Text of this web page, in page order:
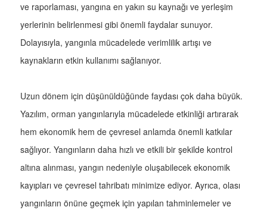
ve raporlaması, yangına en yakın su kaynağı ve yerleşim
yerlerinin belirlenmesi gibi önemli faydalar sunuyor.
Dolayısıyla, yangınla mücadelede verimlilik artışı ve
kaynakların etkin kullanımı sağlanıyor.
Uzun dönem için düşünüldüğünde faydası çok daha büyük.
Yazılım, orman yangınlarıyla mücadelede etkinliği artırarak
hem ekonomik hem de çevresel anlamda önemli katkılar
sağlıyor. Yangınların daha hızlı ve etkili bir şekilde kontrol
altına alınması, yangın nedeniyle oluşabilecek ekonomik
kayıpları ve çevresel tahribatı minimize ediyor. Ayrıca, olası
yangınların önüne geçmek için yapılan tahminlemeler ve